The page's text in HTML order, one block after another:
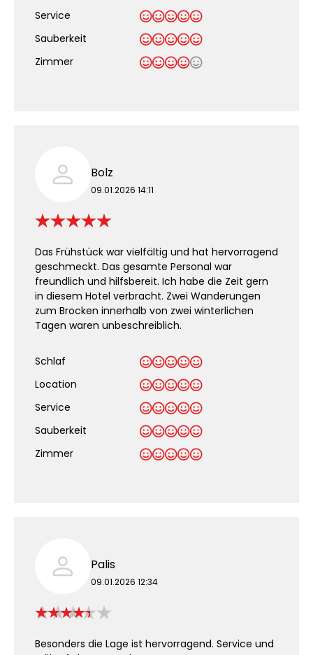
Service
Sauberkeit
Zimmer
Bolz
09.01.2026 14:11
Das Frühstück war vielfältig und hat hervorragend
geschmeckt. Das gesamte Personal war
freundlich und hilfsbereit. Ich habe die Zeit gern
in diesem Hotel verbracht. Zwei Wanderungen
zum Brocken innerhalb von zwei winterlichen
Tagen waren unbeschreiblich.
Schlaf
Location
Service
Sauberkeit
Zimmer
Palis
09.01.2026 12:34
Besonders die Lage ist hervorragend. Service und